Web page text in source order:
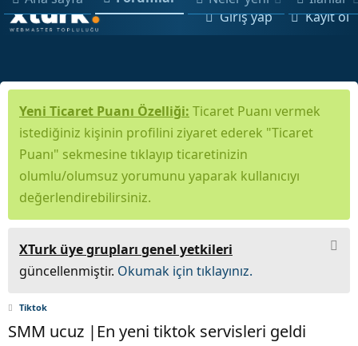
Giriş yap Kayıt ol
Yeni Ticaret Puanı Özelliği: Ticaret Puanı vermek
istediğiniz kişinin profilini ziyaret ederek "Ticaret
Puanı" sekmesine tıklayıp ticaretinizin
olumlu/olumsuz yorumunu yaparak kullanıcıyı
değerlendirebilirsiniz.
XTurk üye grupları genel yetkileri
güncellenmiştir. Okumak için tıklayınız.
Tiktok
SMM ucuz |En yeni tiktok servisleri geldi